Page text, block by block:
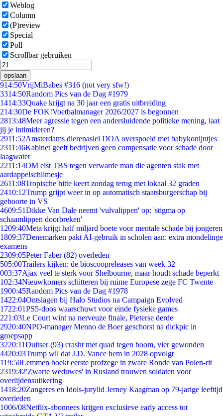
Weblog
Column
(P)review
Special
Poll
Scrollbar gebruiken
opslaan
914:50VrijMiBabes #316 (not very sfw!)
3314:50Random Pics van de Dag #1979
1414:33Quake krijgt na 30 jaar een gratis uitbreiding
214:30De FOK!Voetbalmanager 2026/2027 is begonnen
2813:48Meer agressie tegen een andersluidende politieke mening, laat
jij je intimideren?
2911:52Amsterdams dierenasiel DOA overspoeld met babykonijntjes
2311:46Kabinet geeft bedrijven geen compensatie voor schade door
laagwater
2211:14OM eist TBS tegen verwarde man die agenten stak met
aardappelschilmesje
2611:08Tropische hitte keert zondag terug met lokaal 32 graden
2410:12Trump grijpt weer in op automatisch staatsburgerschap bij
geboorte in VS
4609:51Dikke Van Dale neemt 'vulvalippen' op: 'stigma op
schaamlippen doorbreken'
1209:40Meta krijgt half miljard boete voor mentale schade bij jongeren
1809:37Denemarken pakt AI-gebruik in scholen aan: extra mondelinge
examens
2309:05Peter Faber (82) overleden
505:00Trailers kijken: de bioscoopreleases van week 32
003:37Ajax veel te sterk voor Shelbourne, maar houdt schade beperkt
102:34Nieuwkomers schitteren bij ruime Europese zege FC Twente
1900:45Random Pics van de Dag #1978
1422:04Ontslagen bij Halo Studios na Campaign Evolved
1722:01PS5-doos waarschuwt voor einde fysieke games
221:03Le Court wint na nerveuze finale, Pieterse derde
2920:40NPO-manager Menno de Boer geschorst na dickpic in
groepsapp
3220:11Duitser (93) crasht met quad tegen boom, vier gewonden
4420:03Trump wil dat J.D. Vance hem in 2028 opvolgt
119:50Lemmen boekt eerste profzege in zware Ronde van Polen-rit
2319:42'Zwarte weduwes' in Rusland trouwen soldaten voor
overlijdensuitkering
1418:20Zangeres en Idols-jurylid Jerney Kaagman op 79-jarige leeftijd
overleden
1006/08Netflix-abonnees krijgen exclusieve early access tot